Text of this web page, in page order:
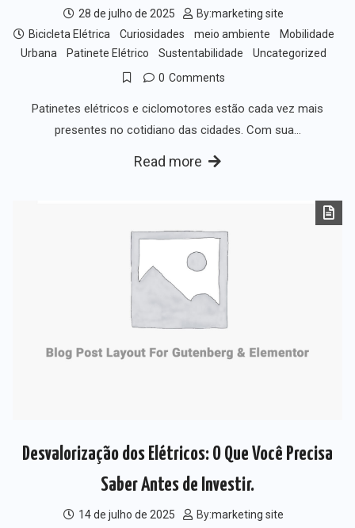
28 de julho de 2025 By:marketing site
Bicicleta Elétrica
Curiosidades meio ambiente
Mobilidade
Urbana
Patinete Elétrico Sustentabilidade
Uncategorized
0 Comments
Patinetes elétricos e ciclomotores estão cada vez mais
presentes no cotidiano das cidades. Com sua…
Read more
Desvalorização dos Elétricos: O Que Você Precisa
Saber Antes de Investir.
14 de julho de 2025 By:marketing site